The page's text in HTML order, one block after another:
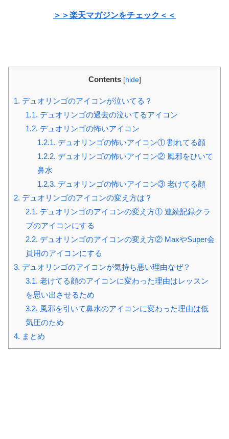
＞＞楽天マガジンをチェック＜＜
Contents [hide]
1. デュオリンゴのアイコンが泣いてる？
1.1. デュオリンゴの過去の泣いてるアイコン
1.2. デュオリンゴの怖いアイコン
1.2.1. デュオリンゴの怖いアイコン① 割れてる顔
1.2.2. デュオリンゴの怖いアイコン② 風邪をひいて
鼻水
1.2.3. デュオリンゴの怖いアイコン③ 老けてる顔
2. デュオリンゴのアイコンの変え方は？
2.1. デュオリンゴのアイコンの変え方① 連続記録クラ
ブのアイコンにする
2.2. デュオリンゴのアイコンの変え方② MaxやSuper会
員用のアイコンにする
3. デュオリンゴのアイコンが気持ち悪い理由なぜ？
3.1. 老けてる顔のアイコンに変わった理由はレッスン
を思い出させるため
3.2. 風邪を引いて鼻水のアイコンに変わった理由は低
気圧のため
4. まとめ